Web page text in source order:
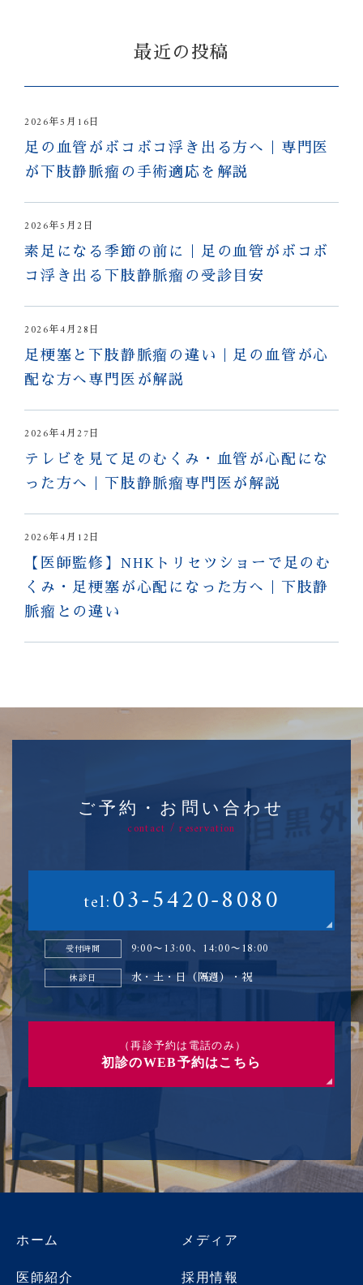
最近の投稿
2026年5月16日
足の血管がボコボコ浮き出る方へ｜専門医
が下肢静脈瘤の手術適応を解説
2026年5月2日
素足になる季節の前に｜足の血管がボコボ
コ浮き出る下肢静脈瘤の受診目安
2026年4月28日
足梗塞と下肢静脈瘤の違い｜足の血管が心
配な方へ専門医が解説
2026年4月27日
テレビを見て足のむくみ・血管が心配にな
った方へ｜下肢静脈瘤専門医が解説
2026年4月12日
【医師監修】NHKトリセツショーで足のむ
くみ・足梗塞が心配になった方へ｜下肢静
脈瘤との違い
ご予約・お問い合わせ
contact / reservation
tel:03-5420-8080
受付時間 9:00〜13:00、14:00〜18:00
休診日 水・土・日（隔週）・祝
（再診予約は電話のみ）
初診のWEB予約はこちら
ホーム
医師紹介
メディア
採用情報